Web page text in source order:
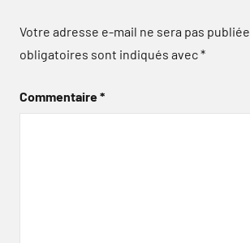
Votre adresse e-mail ne sera pas publiée.
obligatoires sont indiqués avec*
Commentaire*